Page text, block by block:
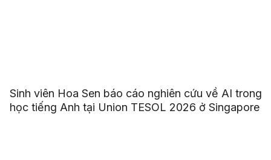
Sinh viên Hoa Sen báo cáo nghiên cứu về AI trong
học tiếng Anh tại Union TESOL 2026 ở Singapore